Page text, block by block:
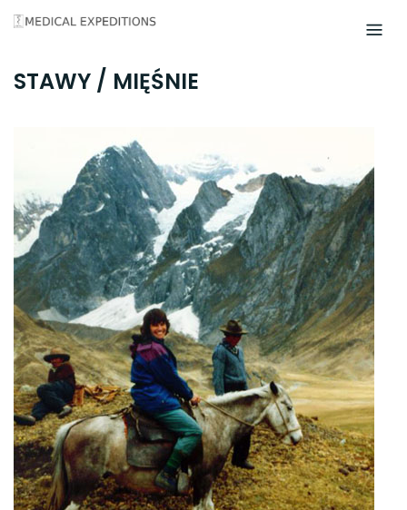
Skip
content
STAWY / MIĘŚNIE